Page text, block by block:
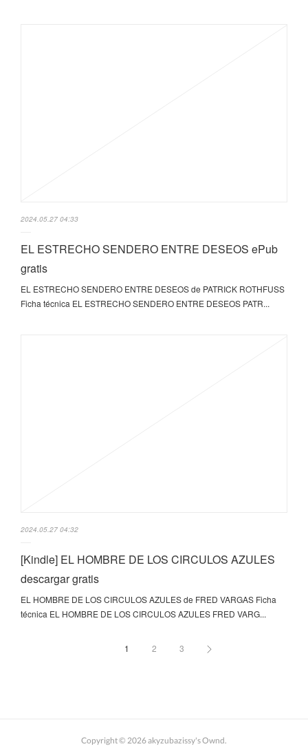
2024.05.27 04:33
EL ESTRECHO SENDERO ENTRE DESEOS ePub
gratis
EL ESTRECHO SENDERO ENTRE DESEOS de PATRICK ROTHFUSS
Ficha técnica EL ESTRECHO SENDERO ENTRE DESEOS PATR...
2024.05.27 04:32
[Kindle] EL HOMBRE DE LOS CIRCULOS AZULES
descargar gratis
EL HOMBRE DE LOS CIRCULOS AZULES de FRED VARGAS Ficha
técnica EL HOMBRE DE LOS CIRCULOS AZULES FRED VARG...
1 2 3
Copyright © 2026akyzubazissy's Ownd.